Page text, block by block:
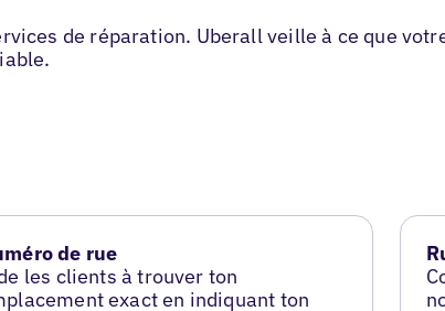
de réparation. Uberall veille à ce que
de rue
les clients à trouver ton
exact en indiquant ton